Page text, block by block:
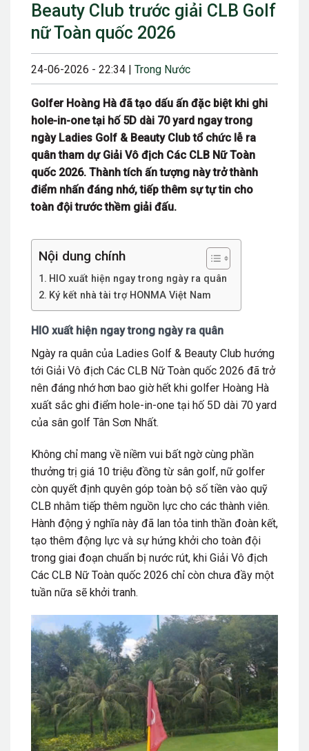
Beauty Club trước giải CLB Golf
nữ Toàn quốc 2026
24-06-2026 - 22:34 | Trong Nước
Golfer Hoàng Hà đã tạo dấu ấn đặc biệt khi ghi
hole-in-one tại hố 5D dài 70 yard ngay trong
ngày Ladies Golf & Beauty Club tổ chức lễ ra
quân tham dự Giải Vô địch Các CLB Nữ Toàn
quốc 2026. Thành tích ấn tượng này trở thành
điểm nhấn đáng nhớ, tiếp thêm sự tự tin cho
toàn đội trước thềm giải đấu.
Nội dung chính
HIO xuất hiện ngay trong ngày ra quân
Ký kết nhà tài trợ HONMA Việt Nam
HIO xuất hiện ngay trong ngày ra quân
Ngày ra quân của Ladies Golf & Beauty Club hướng
tới Giải Vô địch Các CLB Nữ Toàn quốc 2026 đã trở
nên đáng nhớ hơn bao giờ hết khi golfer Hoàng Hà
xuất sắc ghi điểm hole-in-one tại hố 5D dài 70 yard
của sân golf Tân Sơn Nhất.
Không chỉ mang về niềm vui bất ngờ cùng phần
thưởng trị giá 10 triệu đồng từ sân golf, nữ golfer
còn quyết định quyên góp toàn bộ số tiền vào quỹ
CLB nhằm tiếp thêm nguồn lực cho các thành viên.
Hành động ý nghĩa này đã lan tỏa tinh thần đoàn kết,
tạo thêm động lực và sự hứng khởi cho toàn đội
trong giai đoạn chuẩn bị nước rút, khi Giải Vô địch
Các CLB Nữ Toàn quốc 2026 chỉ còn chưa đầy một
tuần nữa sẽ khởi tranh.